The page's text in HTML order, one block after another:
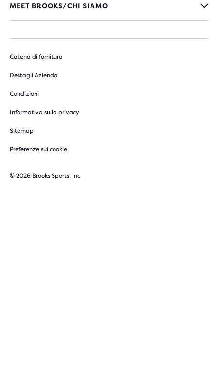
MEET BROOKS/CHI SIAMO
Catena di fornitura
Dettagli Azienda
Condizioni
Informativa sulla privacy
Sitemap
Preferenze sui cookie
© 2026 Brooks Sports, Inc